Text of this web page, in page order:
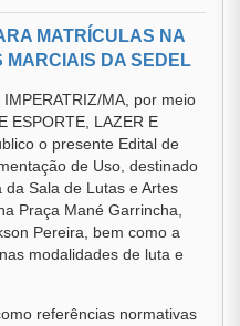
MATRÍCULAS NA
MARCIAIS DA SEDEL
IMPERATRIZ/MA, por meio
ESPORTE, LAZER E
o presente Edital de
de Uso, destinado
Sala de Lutas e Artes
Praça Mané Garrincha,
Pereira, bem como a
modalidades de luta e
referências normativas